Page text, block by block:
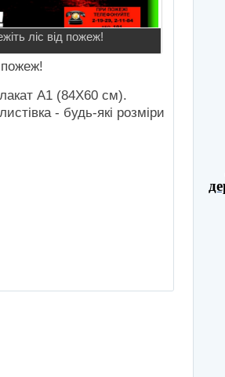
лiс вiд пожеж!
А1 (84Х60 см).
- будь-якi розмiри